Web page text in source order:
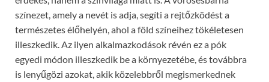
színezet, amely a nevét is adja, segíti a rejtőzködést a
természetes élőhelyén, ahol a föld színeihez tökéletesen
illeszkedik. Az ilyen alkalmazkodások révén ez a pók
egyedi módon illeszkedik be a környezetébe, és továbbra
is lenyűgözi azokat, akik közelebbről megismerkednek